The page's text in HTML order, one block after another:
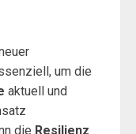
um die
aktuell und
die Resilienz